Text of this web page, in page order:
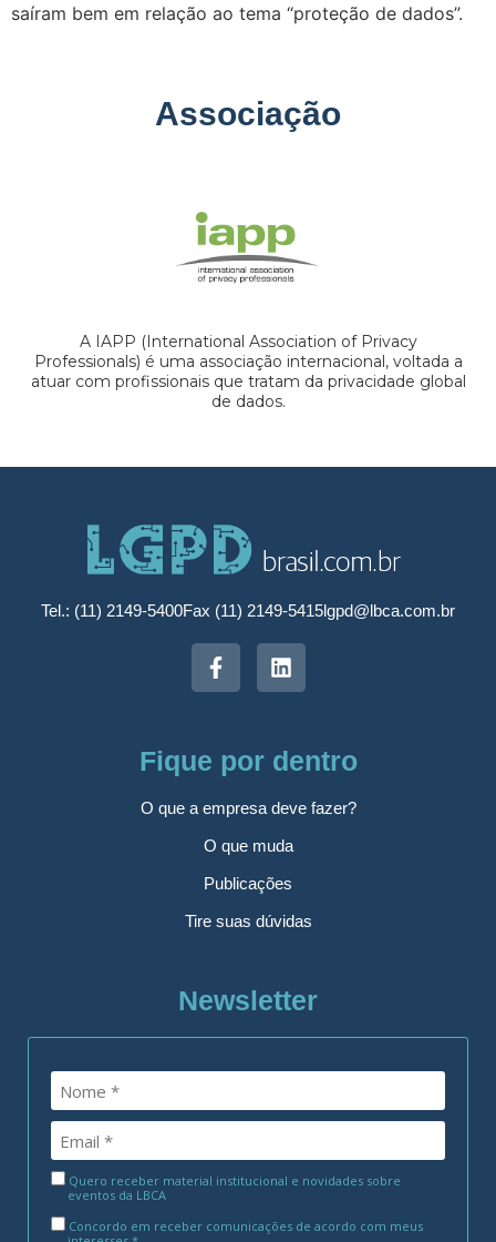
saíram bem em relação ao tema “proteção de dados”.
Associação
A IAPP (International Association of Privacy
Professionals) é uma associação internacional, voltada a
atuar com profissionais que tratam da privacidade global
de dados.
Tel.: (11) 2149-5400Fax (11) 2149-5415lgpd@lbca.com.br
Fique por dentro
O que a empresa deve fazer?
O que muda
Publicações
Tire suas dúvidas
Newsletter
Quero receber material institucional e novidades sobre
eventos da LBCA
Concordo em receber comunicações de acordo com meus